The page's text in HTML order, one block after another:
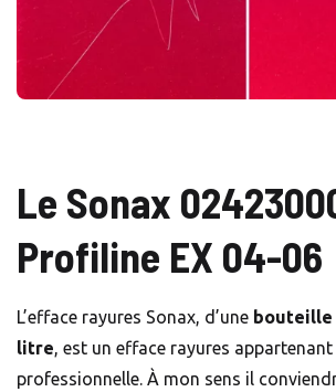
Le Sonax
Profiline EX 04-06
L’efface rayures Sonax, d’une bouteille
litre, est un efface rayures
professionnelle. À mon sens il